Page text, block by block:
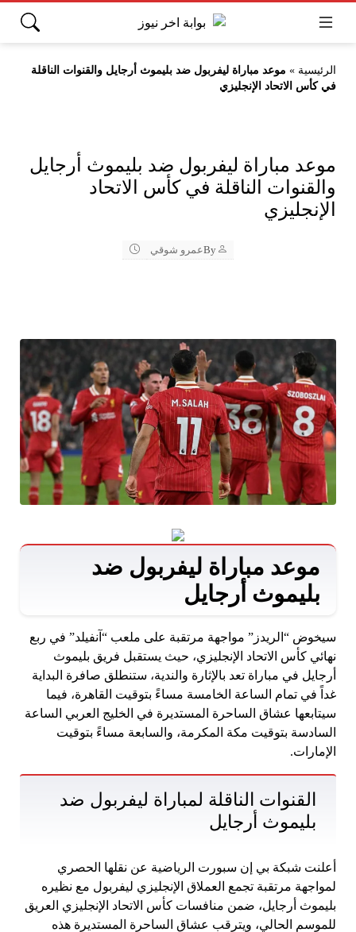
الرئيسية » موعد مباراة ليفربول ضد بليموث أرجايل والقنوات الناقلة
في كأس الاتحاد الإنجليزي
موعد مباراة ليفربول ضد بليموث أرجايل
والقنوات الناقلة في كأس الاتحاد
الإنجليزي
Byعمرو شوقي
موعد مباراة ليفربول ضد
بليموث أرجايل
سيخوض “الريدز” مواجهة مرتقبة على ملعب “آنفيلد” في ربع
نهائي كأس الاتحاد الإنجليزي، حيث يستقبل فريق بليموث
أرجايل في مباراة تعد بالإثارة والندية، ستنطلق صافرة البداية
غداً في تمام الساعة الخامسة مساءً بتوقيت القاهرة، فيما
سيتابعها عشاق الساحرة المستديرة في الخليج العربي الساعة
السادسة بتوقيت مكة المكرمة، والسابعة مساءً بتوقيت
الإمارات.
القنوات الناقلة لمباراة ليفربول ضد
بليموث أرجايل
أعلنت شبكة بي إن سبورت الرياضية عن نقلها الحصري
لمواجهة مرتقبة تجمع العملاق الإنجليزي ليفربول مع نظيره
بليموث أرجايل، ضمن منافسات كأس الاتحاد الإنجليزي العريق
للموسم الحالي، ويترقب عشاق الساحرة المستديرة هذه